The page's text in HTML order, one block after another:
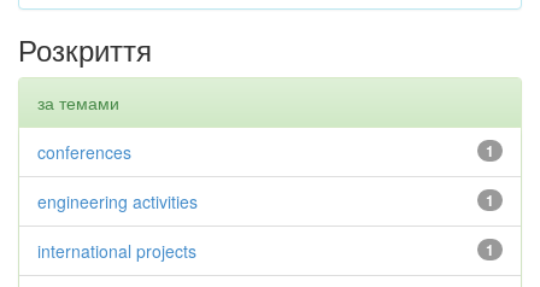
Розкриття
за темами
1
conferences
1
engineering activities
1
international projects